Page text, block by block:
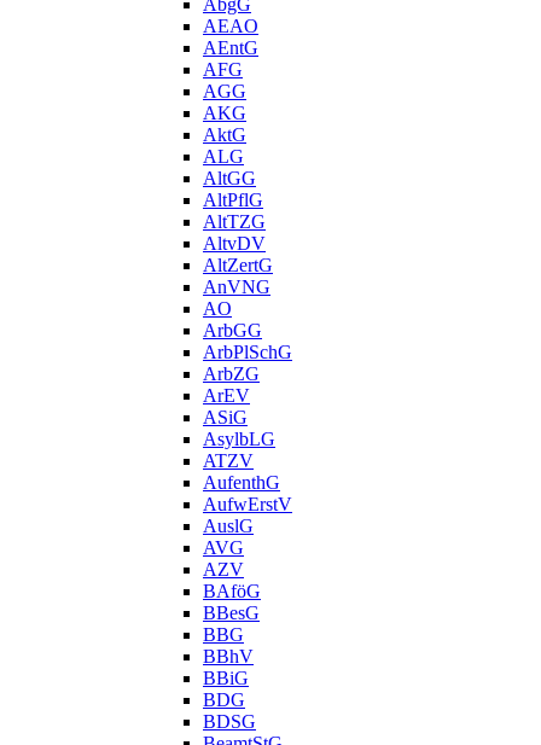
AEAO
AEntG
AFG
AGG
AKG
AktG
ALG
AltGG
AltPflG
AltTZG
AltvDV
AltZertG
AnVNG
AO
ArbGG
ArbPlSchG
ArbZG
ArEV
ASiG
AsylbLG
ATZV
AufenthG
AufwErstV
AuslG
AVG
AZV
BAföG
BBesG
BBG
BBhV
BBiG
BDG
BDSG